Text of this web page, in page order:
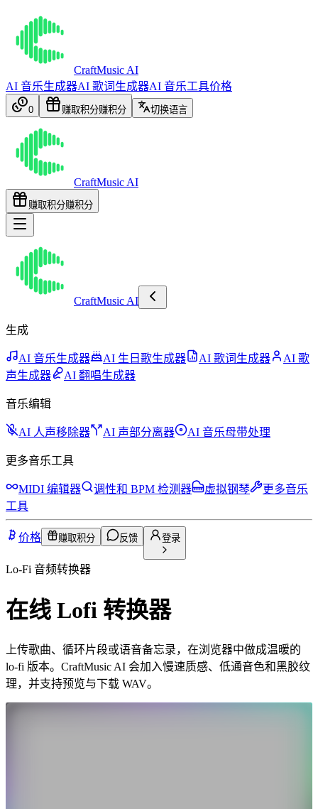
CraftMusic AI
AI 音乐生成器AI 歌词生成器AI 音乐工具价格
0 赚取积分赚积分 切换语言
CraftMusic AI
赚取积分赚积分
CraftMusic AI
生成
AI 音乐生成器 AI 生日歌生成器 AI 歌词生成器
AI 歌
声生成器
AI 翻唱生成器
音乐编辑
AI 人声移除器 AI 声部分离器 AI 音乐母带处理
更多音乐工具
MIDI 编辑器 调性和 BPM 检测器 虚拟钢琴
更多音乐
工具
价格 赚取积分 反馈 登录
Lo-Fi 音频转换器
在线 Lofi 转换器
上传歌曲、循环片段或语音备忘录，在浏览器中做成温暖的
lo-fi 版本。CraftMusic AI 会加入慢速质感、低通音色和黑胶纹
理，并支持预览与下载 WAV。